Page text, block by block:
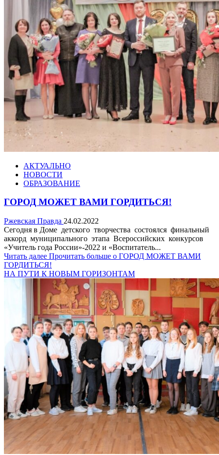
АКТУАЛЬНО
НОВОСТИ
ОБРАЗОВАНИЕ
ГОРОД МОЖЕТ ВАМИ ГОРДИТЬСЯ!
Ржевская Правда 24.02.2022
Сегодня в Доме детского творчества состоялся финальный
аккорд муниципального этапа Всероссийских конкурсов
«Учитель года России»-2022 и «Воспитатель...
Читать далее Прочитать больше о ГОРОД МОЖЕТ ВАМИ
ГОРДИТЬСЯ!
НА ПУТИ К НОВЫМ ГОРИЗОНТАМ